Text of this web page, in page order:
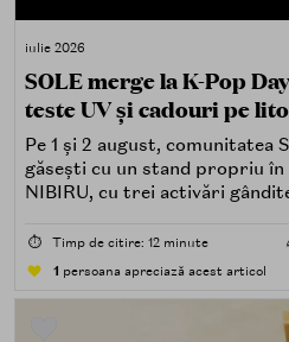
iulie 2026
SOLE merge la K-Pop
teste UV și cadouri pe
Pe 1 și 2 august, comunitatea
găsești cu un stand propriu în
NIBIRU, cu trei activări
⏱️ Timp de citire: 12 minute
1 persoana apreciază acest articol